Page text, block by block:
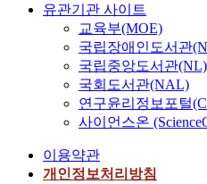
유관기관 사이트
교육부(MOE)
국립장애인도서관
국립중앙도서관(NL)
국회도서관(NAL)
연구윤리정보포털
사이언스온
이용약관
개인정보처리방침